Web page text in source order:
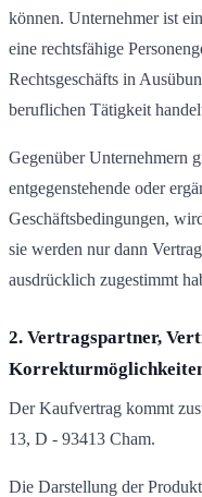
können. Unternehmer ist
eine rechtsfähige
Rechtsgeschäfts in
beruflichen Tätigkeit
Gegenüber Unternehmern
entgegenstehende oder
Geschäftsbedingungen,
sie werden nur dann
ausdrücklich zugestimmt
2. Vertragspartner,
Der Kaufvertrag kommt
13, D - 93413 Cham.
Die Darstellung der